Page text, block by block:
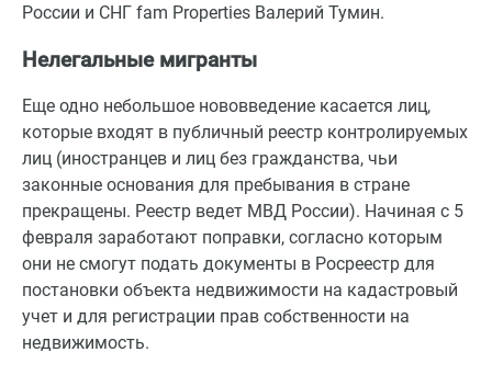
России и СНГ fam Properties Валерий Тумин.
Нелегальные мигранты
Еще одно небольшое нововведение касается лиц,
которые входят в публичный реестр контролируемых
лиц (иностранцев и лиц без гражданства, чьи
законные основания для пребывания в стране
прекращены. Реестр ведет МВД России). Начиная с 5
февраля заработают поправки, согласно которым
они не смогут подать документы в Росреестр для
постановки объекта недвижимости на кадастровый
учет и для регистрации прав собственности на
недвижимость.